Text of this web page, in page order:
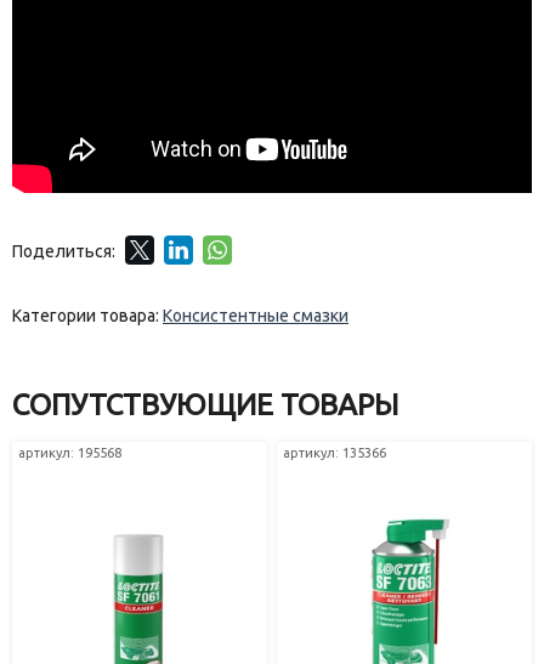
Поделиться:
Категории товара: Консистентные смазки
СОПУТСТВУЮЩИЕ ТОВАРЫ
артикул: 195568 артикул: 135366